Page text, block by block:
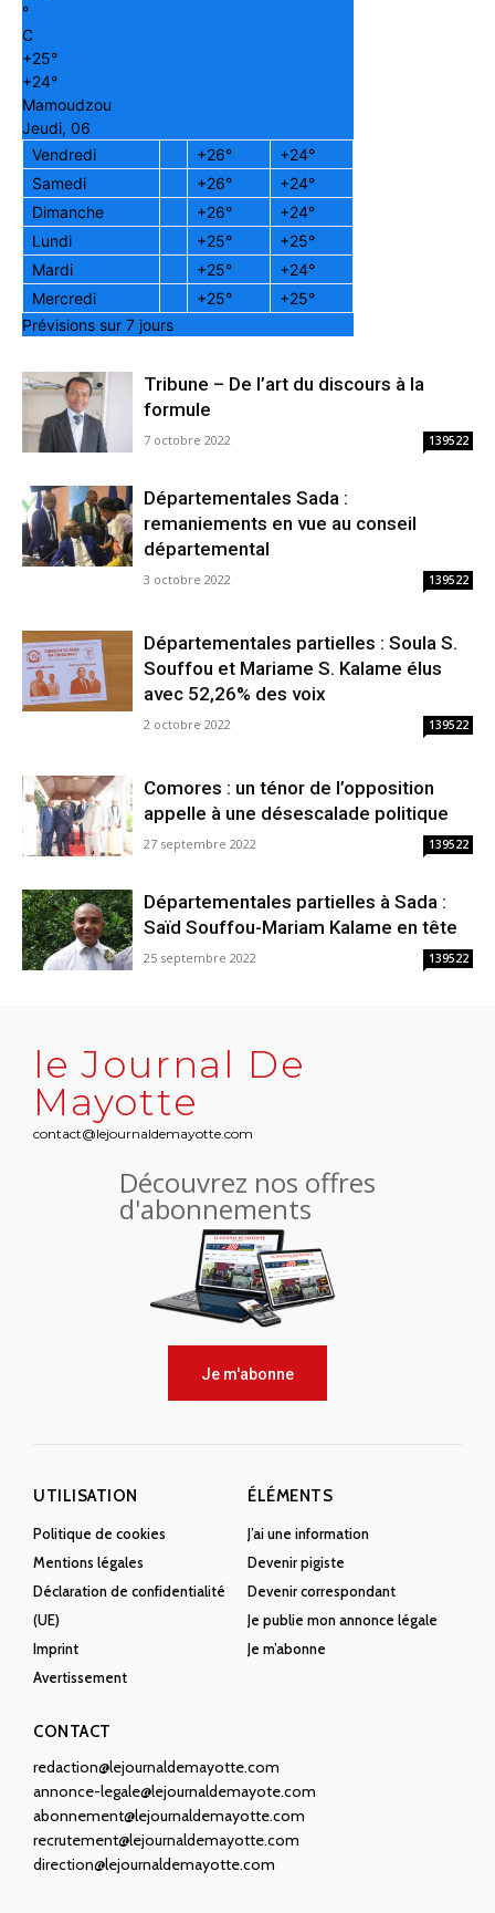
°
C
+25°
+24°
Mamoudzou
Jeudi, 06
Vendredi
+26° +24°
Samedi
+26° +24°
Dimanche
+26° +24°
Lundi
+25° +25°
Mardi
+25° +24°
Mercredi
+25° +25°
Prévisions sur 7 jours
Tribune – De l’art du discours à la
formule
7 octobre 2022 139522
Départementales Sada :
remaniements en vue au conseil
départemental
3 octobre 2022 139522
Départementales partielles : Soula S.
Souffou et Mariame S. Kalame élus
avec 52,26% des voix
2 octobre 2022 139522
Comores : un ténor de l’opposition
appelle à une désescalade politique
27 septembre 2022 139522
Départementales partielles à Sada :
Saïd Souffou-Mariam Kalame en tête
25 septembre 2022 139522
le Journal De
Mayotte
contact@lejournaldemayotte.com
Découvrez nos offres
d'abonnements
Je m'abonne
UTILISATION
Politique de cookies
Mentions légales
Déclaration de confidentialité
(UE)
Imprint
Avertissement
ÉLÉMENTS
J’ai une information
Devenir pigiste
Devenir correspondant
Je publie mon annonce légale
Je m’abonne
CONTACT
redaction@lejournaldemayotte.com
annonce-legale@lejournaldemayote.com
abonnement@lejournaldemayotte.com
recrutement@lejournaldemayotte.com
direction@lejournaldemayotte.com